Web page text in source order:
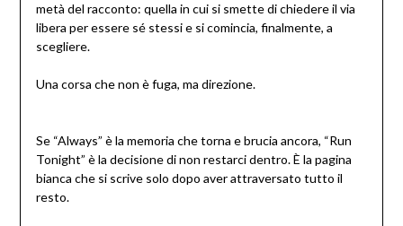
metà del racconto: quella in cui si smette di chiedere il via
libera per essere sé stessi e si comincia, finalmente, a
scegliere.
Una corsa che non è fuga, ma direzione.
Se “Always” è la memoria che torna e brucia ancora, “Run
Tonight” è la decisione di non restarci dentro. È la pagina
bianca che si scrive solo dopo aver attraversato tutto il
resto.